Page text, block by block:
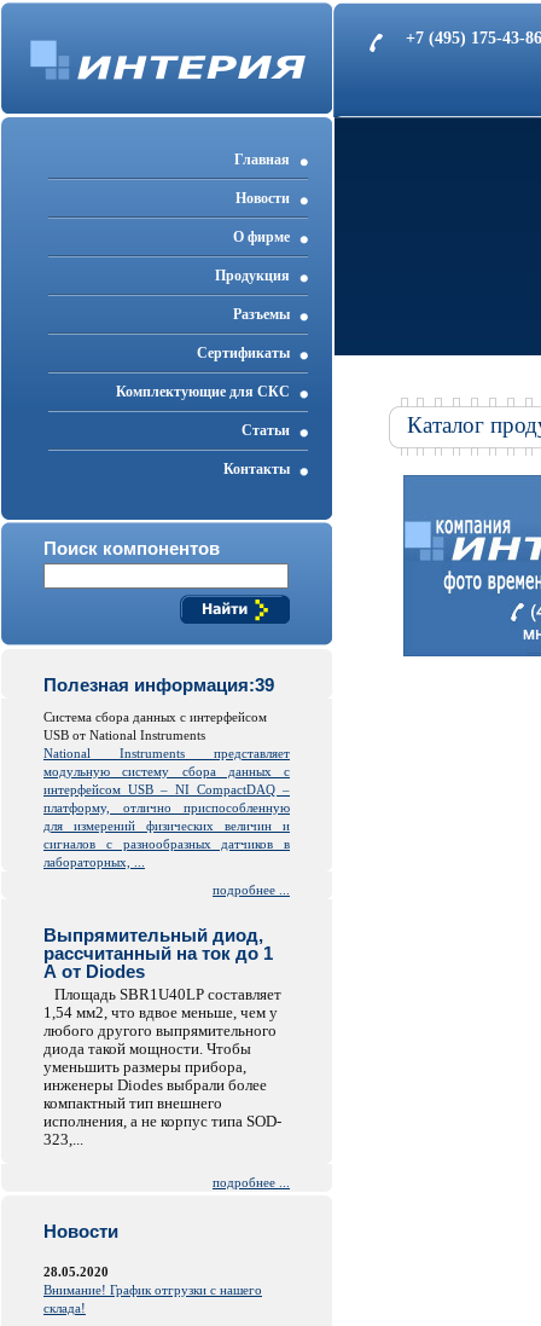
+7 (495) 175-43-
Главная
Новости
О фирме
Продукция
Разъемы
Cертификаты
Комплектующие для СКС
Статьи
Контакты
Поиск компонентов
Полезная информация:39
Система сбора данных с интерфейсом
USB от National Instruments
National Instruments представляет
модульную систему сбора данных с
интерфейсом USB – NI CompactDAQ –
платформу, отлично приспособленную
для измерений физических величин и
сигналов с разнообразных датчиков в
лабораторных, ...
подробнее ...
Выпрямительный диод,
рассчитанный на ток до 1
А от Diodes
Площадь SBR1U40LP составляет
1,54 мм2, что вдвое меньше, чем у
любого другого выпрямительного
диода такой мощности. Чтобы
уменьшить размеры прибора,
инженеры Diodes выбрали более
компактный тип внешнего
исполнения, а не корпус типа SOD-
323,...
подробнее ...
Новости
28.05.2020
Внимание! График отгрузки с нашего
склада!
Каталог